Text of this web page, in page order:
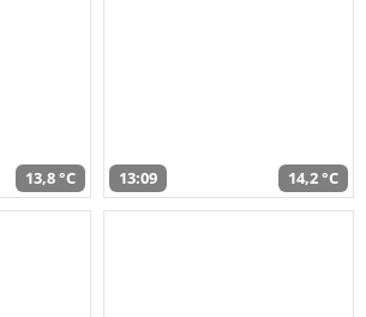
13,8 °C 13:09 14,2 °C